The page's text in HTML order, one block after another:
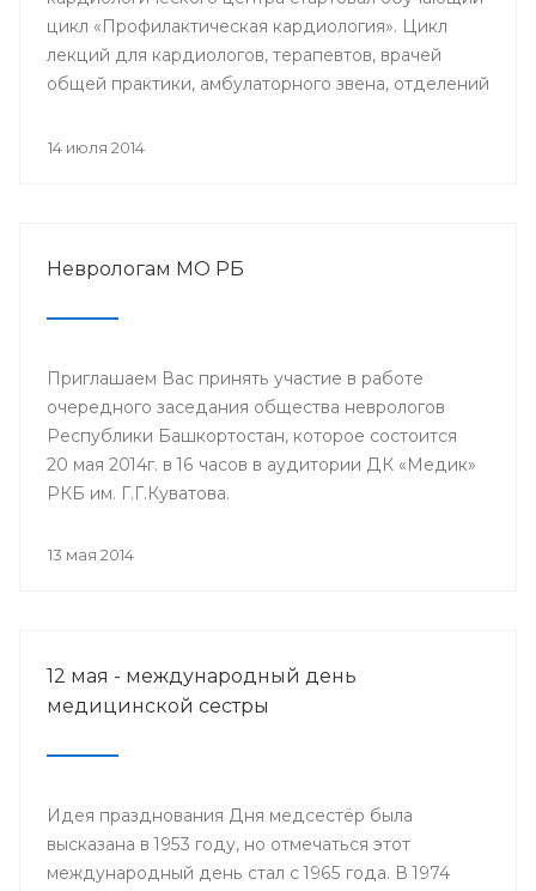
цикл «Профилактическая кардиология». Цикл
лекций для кардиологов, терапевтов, врачей
общей практики, амбулаторного звена, отделений
университетской клиники Лондона.
14 июля 2014
Неврологам МО РБ
Приглашаем Вас принять участие в работе
очередного заседания общества неврологов
Республики Башкортостан, которое состоится
20 мая 2014г. в 16 часов в аудитории ДК «Медик»
РКБ им. Г.Г.Куватова.
13 мая 2014
12 мая - международный день
медицинской сестры
Идея празднования Дня медсестёр была
высказана в 1953 году, но отмечаться этот
международный день стал с 1965 года. В 1974